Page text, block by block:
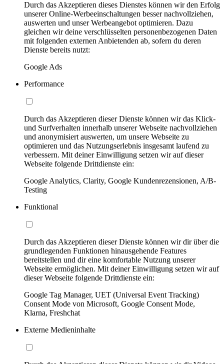
Durch das Akzeptieren dieses Dienstes können wir den Erfolg
unserer Online-Werbeeinschaltungen besser nachvollziehen,
auswerten und unser Werbeangebot optimieren. Dazu
gleichen wir deine verschlüsselten personenbezogenen Daten
mit folgenden externen Anbietenden ab, sofern du deren
Dienste bereits nutzt:
Google Ads
Performance
Durch das Akzeptieren dieser Dienste können wir das Klick-
und Surfverhalten innerhalb unserer Webseite nachvollziehen
und anonymisiert auswerten, um unsere Webseite zu
optimieren und das Nutzungserlebnis insgesamt laufend zu
verbessern. Mit deiner Einwilligung setzen wir auf dieser
Webseite folgende Drittdienste ein:
Google Analytics, Clarity, Google Kundenrezensionen, A/B-
Testing
Funktional
Durch das Akzeptieren dieser Dienste können wir dir über die
grundlegenden Funktionen hinausgehende Features
bereitstellen und dir eine komfortable Nutzung unserer
Webseite ermöglichen. Mit deiner Einwilligung setzen wir auf
dieser Webseite folgende Drittdienste ein:
Google Tag Manager, UET (Universal Event Tracking)
Consent Mode von Microsoft, Google Consent Mode,
Klarna, Freshchat
Externe Medieninhalte